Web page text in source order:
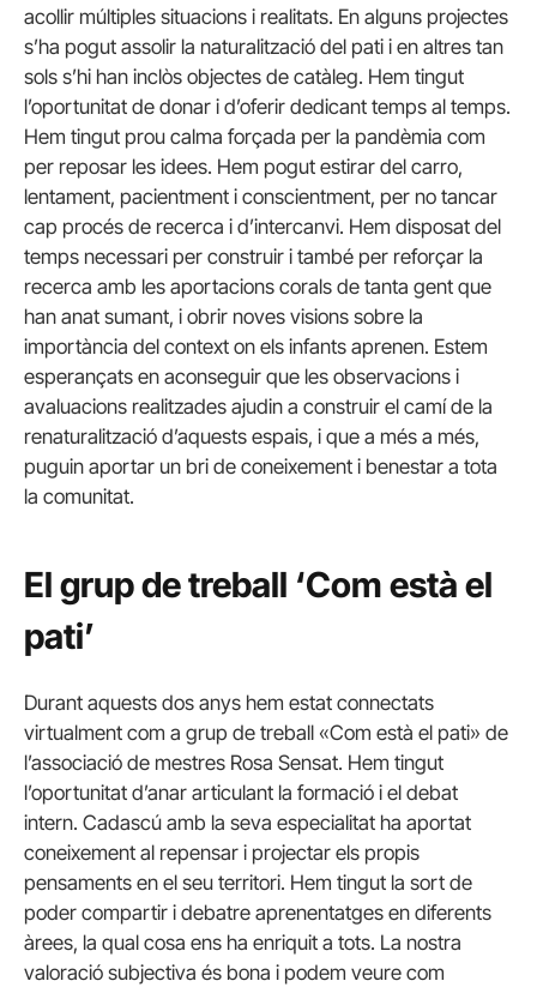
acollir múltiples situacions i realitats. En alguns projectes
s’ha pogut assolir la naturalització del pati i en altres tan
sols s’hi han inclòs objectes de catàleg. Hem tingut
l’oportunitat de donar i d’oferir dedicant temps al temps.
Hem tingut prou calma forçada per la pandèmia com
per reposar les idees. Hem pogut estirar del carro,
lentament, pacientment i conscientment, per no tancar
cap procés de recerca i d’intercanvi. Hem disposat del
temps necessari per construir i també per reforçar la
recerca amb les aportacions corals de tanta gent que
han anat sumant, i obrir noves visions sobre la
importància del context on els infants aprenen. Estem
esperançats en aconseguir que les observacions i
avaluacions realitzades ajudin a construir el camí de la
renaturalització d’aquests espais, i que a més a més,
puguin aportar un bri de coneixement i benestar a tota
la comunitat.
El grup de treball ‘Com està el
pati’
Durant aquests dos anys hem estat connectats
virtualment com a grup de treball «Com està el pati» de
l’associació de mestres Rosa Sensat. Hem tingut
l’oportunitat d’anar articulant la formació i el debat
intern. Cadascú amb la seva especialitat ha aportat
coneixement al repensar i projectar els propis
pensaments en el seu territori. Hem tingut la sort de
poder compartir i debatre aprenentatges en diferents
àrees, la qual cosa ens ha enriquit a tots. La nostra
valoració subjectiva és bona i podem veure com